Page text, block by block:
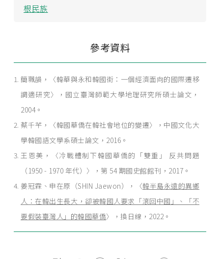
根民族
參考資料
簡珮韻，〈韓華與永和韓國街：一個經濟面向的國際遷移
調適研究〉，國立臺灣師範大學地理研究所碩士論文，
2004。
蔡千芊，〈韓國華僑在韓社會地位的變遷〉，中國文化大
學韓國語文學系碩士論文，2016。
王恩美，〈冷戰體制下韓國華僑的「雙重」 反共問題
（1950 - 1970 年代）〉，第 54 期國史館館刊，2017。
姜冠霖、申在原（SHIN Jaewon），〈韓半島永遠的異鄉
人：在韓出生長大，卻被韓國人要求「滾回中國」、「不
要假裝臺灣人」的韓國華僑〉，換日線，2022。